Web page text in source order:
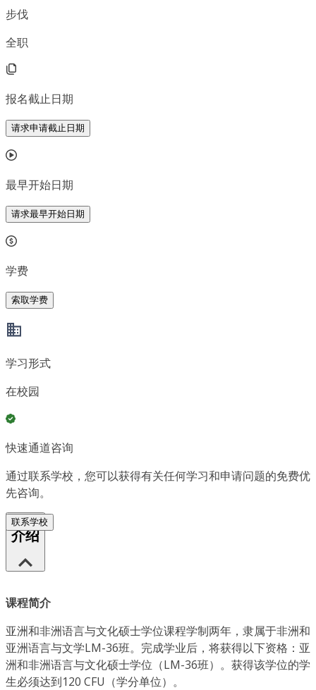
步伐
全职
报名截止日期
请求申请截止日期
最早开始日期
请求最早开始日期
学费
索取学费
学习形式
在校园
快速通道咨询
通过联系学校，您可以获得有关任何学习和申请问题的免费优
先咨询。
联系学校
介绍
课程简介
亚洲和非洲语言与文化硕士学位课程学制两年，隶属于非洲和
亚洲语言与文学LM-36班。完成学业后，将获得以下资格：亚
洲和非洲语言与文化硕士学位（LM-36班）。获得该学位的学
生必须达到120 CFU（学分单位）。